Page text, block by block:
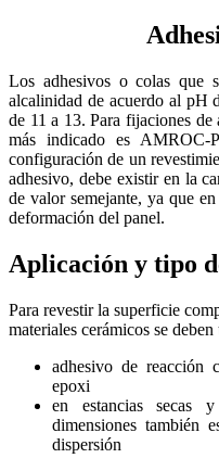
Los adhesivos o colas que
alcalinidad de acuerdo al pH
de 11 a 13. Para fijaciones
más indicado es AMROC-
configuración de un
adhesivo, debe existir en la
de valor semejante, ya que
deformación del panel.
Aplicación y tipo
Para revestir la superficie
materiales cerámicos se
adhesivo de reacción
epoxi
en estancias secas
dimensiones también
dispersión